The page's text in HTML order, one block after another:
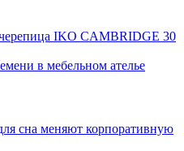
IKO CAMBRIDGE 30
в мебельном ателье